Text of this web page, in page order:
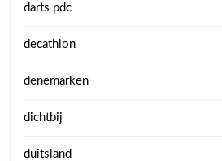
darts pdc
decathlon
denemarken
dichtbij
duitsland